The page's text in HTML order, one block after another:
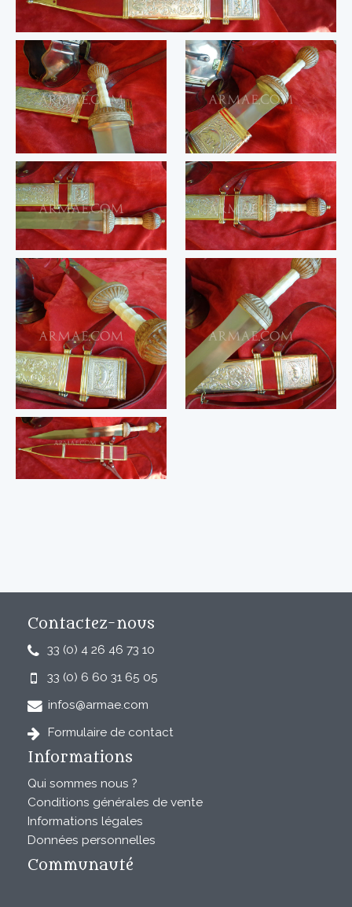
Contactez-nous
33 (0) 4 26 46 73 10
33 (0) 6 60 31 65 05
infos@armae.com
Formulaire de contact
Informations
Qui sommes nous ?
Conditions générales de vente
Informations légales
Données personnelles
Communauté